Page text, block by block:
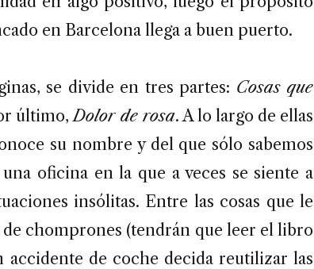
en Barcelona llega a buen puerto.
se divide en tres partes: Cosas que
último,Dolor de rosa. A lo largo de ellas
su nombre y del que sólo sabemos
oficina en la que a veces se siente a
insólitas. Entre las cosas que le
de chomprones (tendrán que leer el libro
accidente de coche decida reutilizar las